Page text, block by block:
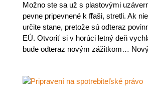
Možno ste sa už s plastovými
pevne pripevnené k fľaši, stretli. Ak
určite stane, pretože sú odteraz
EÚ. Otvoriť si v horúci letný deň
bude odteraz novým zážitkom…